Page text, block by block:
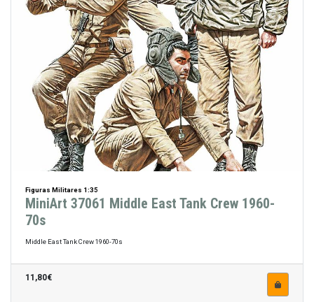
Figuras Militares 1:35
MiniArt 37061 Middle East Tank Crew 1960-
70s
Middle East Tank Crew 1960-70s
11,80€